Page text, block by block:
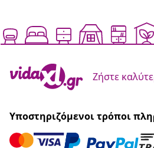
Ζήστε
Υποστηριζόμενοι τρόποι